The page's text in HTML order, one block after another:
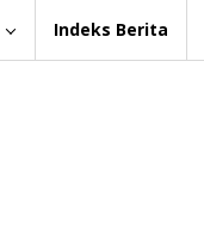
Indeks Berita